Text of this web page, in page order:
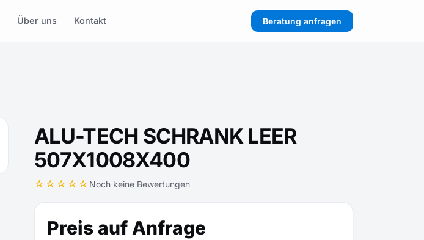
Über uns Kontakt Beratung anfragen
ALU-TECH SCHRANK LEER
507X1008X400
☆☆☆☆☆ Noch keine Bewertungen
Preis auf Anfrage